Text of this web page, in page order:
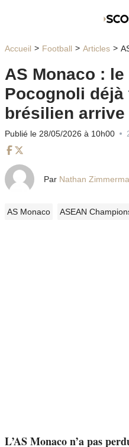
Accueil Football Articles AS
AS Monaco :
Pocognoli
brésilien
Publié le 28/05/2026 à 10h00
Par Nathan
AS Monaco ASEAN
L’AS Monaco n’a pas